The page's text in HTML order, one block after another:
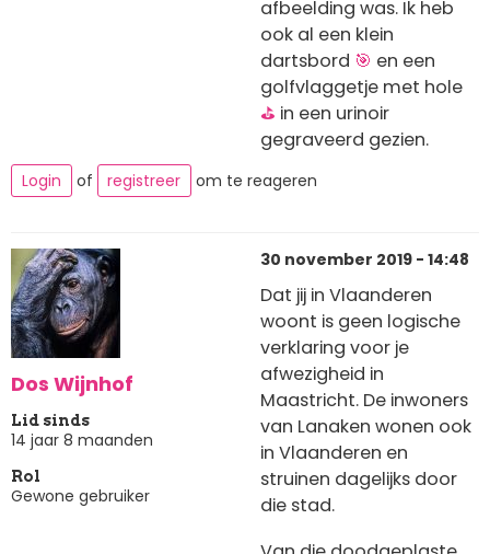
afbeelding was. Ik heb
ook al een klein
dartsbord 🎯 en een
golfvlaggetje met hole
⛳ in een urinoir
gegraveerd gezien.
Login of registreer om te reageren
Dos Wijnhof
Lid sinds
14 jaar 8 maanden
Rol
Gewone gebruiker
30 november 2019 - 14:48
Dat jij in Vlaanderen
woont is geen logische
verklaring voor je
afwezigheid in
Maastricht. De inwoners
van Lanaken wonen ook
in Vlaanderen en
struinen dagelijks door
die stad.